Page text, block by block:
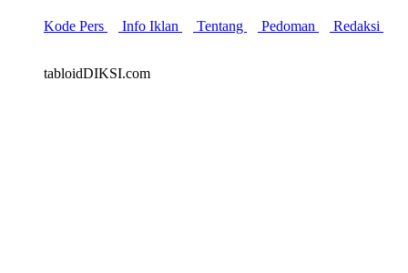
Kode Pers Info Iklan Tentang Pedoman Redaksi
tabloidDIKSI.com